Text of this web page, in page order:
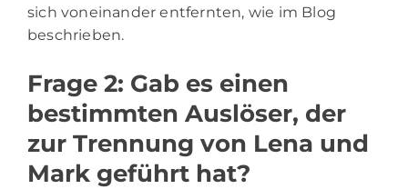
sich voneinander entfernten, wie im Blog
beschrieben.
Frage 2: Gab es einen
bestimmten Auslöser, der
zur Trennung von Lena und
Mark geführt hat?